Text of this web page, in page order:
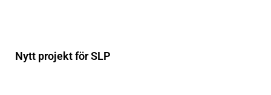
Nytt projekt för SLP